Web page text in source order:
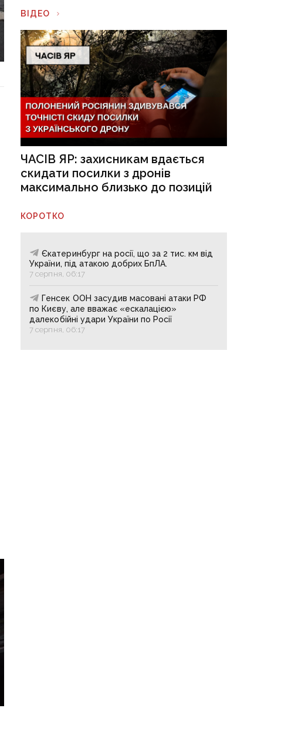
ВІДЕО
ЧАСІВ ЯР: захисникам вдається
скидати посилки з дронів
максимально близько до позицій
КОРОТКО
Єкатеринбург на росії, що за 2 тис. км від
України, під атакою добрих БпЛА.
7 серпня, 06:17
Генсек ООН засудив масовані атаки РФ
по Києву, але вважає «ескалацією»
далекобійні удари України по Росії
7 серпня, 06:17